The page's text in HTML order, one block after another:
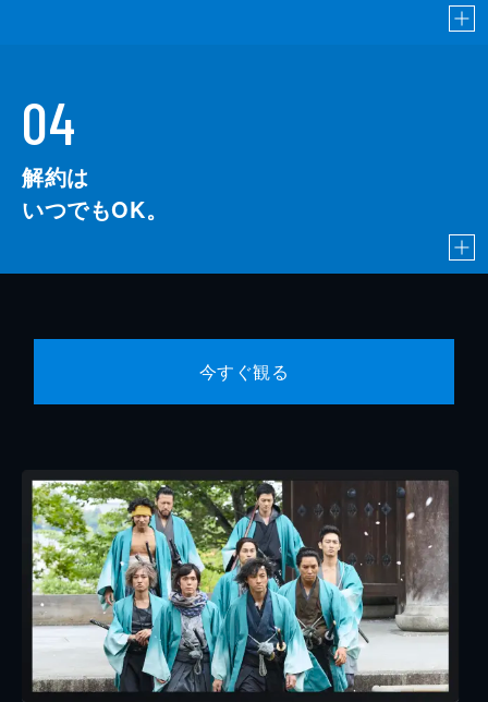
04
解約は
いつでもOK。
今すぐ観る